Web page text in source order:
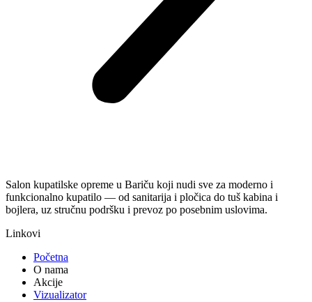
Salon kupatilske opreme u Bariču koji nudi sve za moderno i
funkcionalno kupatilo — od sanitarija i pločica do tuš kabina i
bojlera, uz stručnu podršku i prevoz po posebnim uslovima.
Linkovi
Početna
O nama
Akcije
Vizualizator